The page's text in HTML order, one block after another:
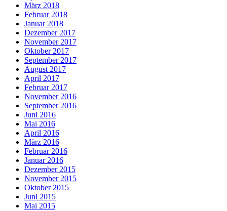
März 2018
Februar 2018
Januar 2018
Dezember 2017
November 2017
Oktober 2017
September 2017
August 2017
April 2017
Februar 2017
November 2016
September 2016
Juni 2016
Mai 2016
April 2016
März 2016
Februar 2016
Januar 2016
Dezember 2015
November 2015
Oktober 2015
Juni 2015
Mai 2015